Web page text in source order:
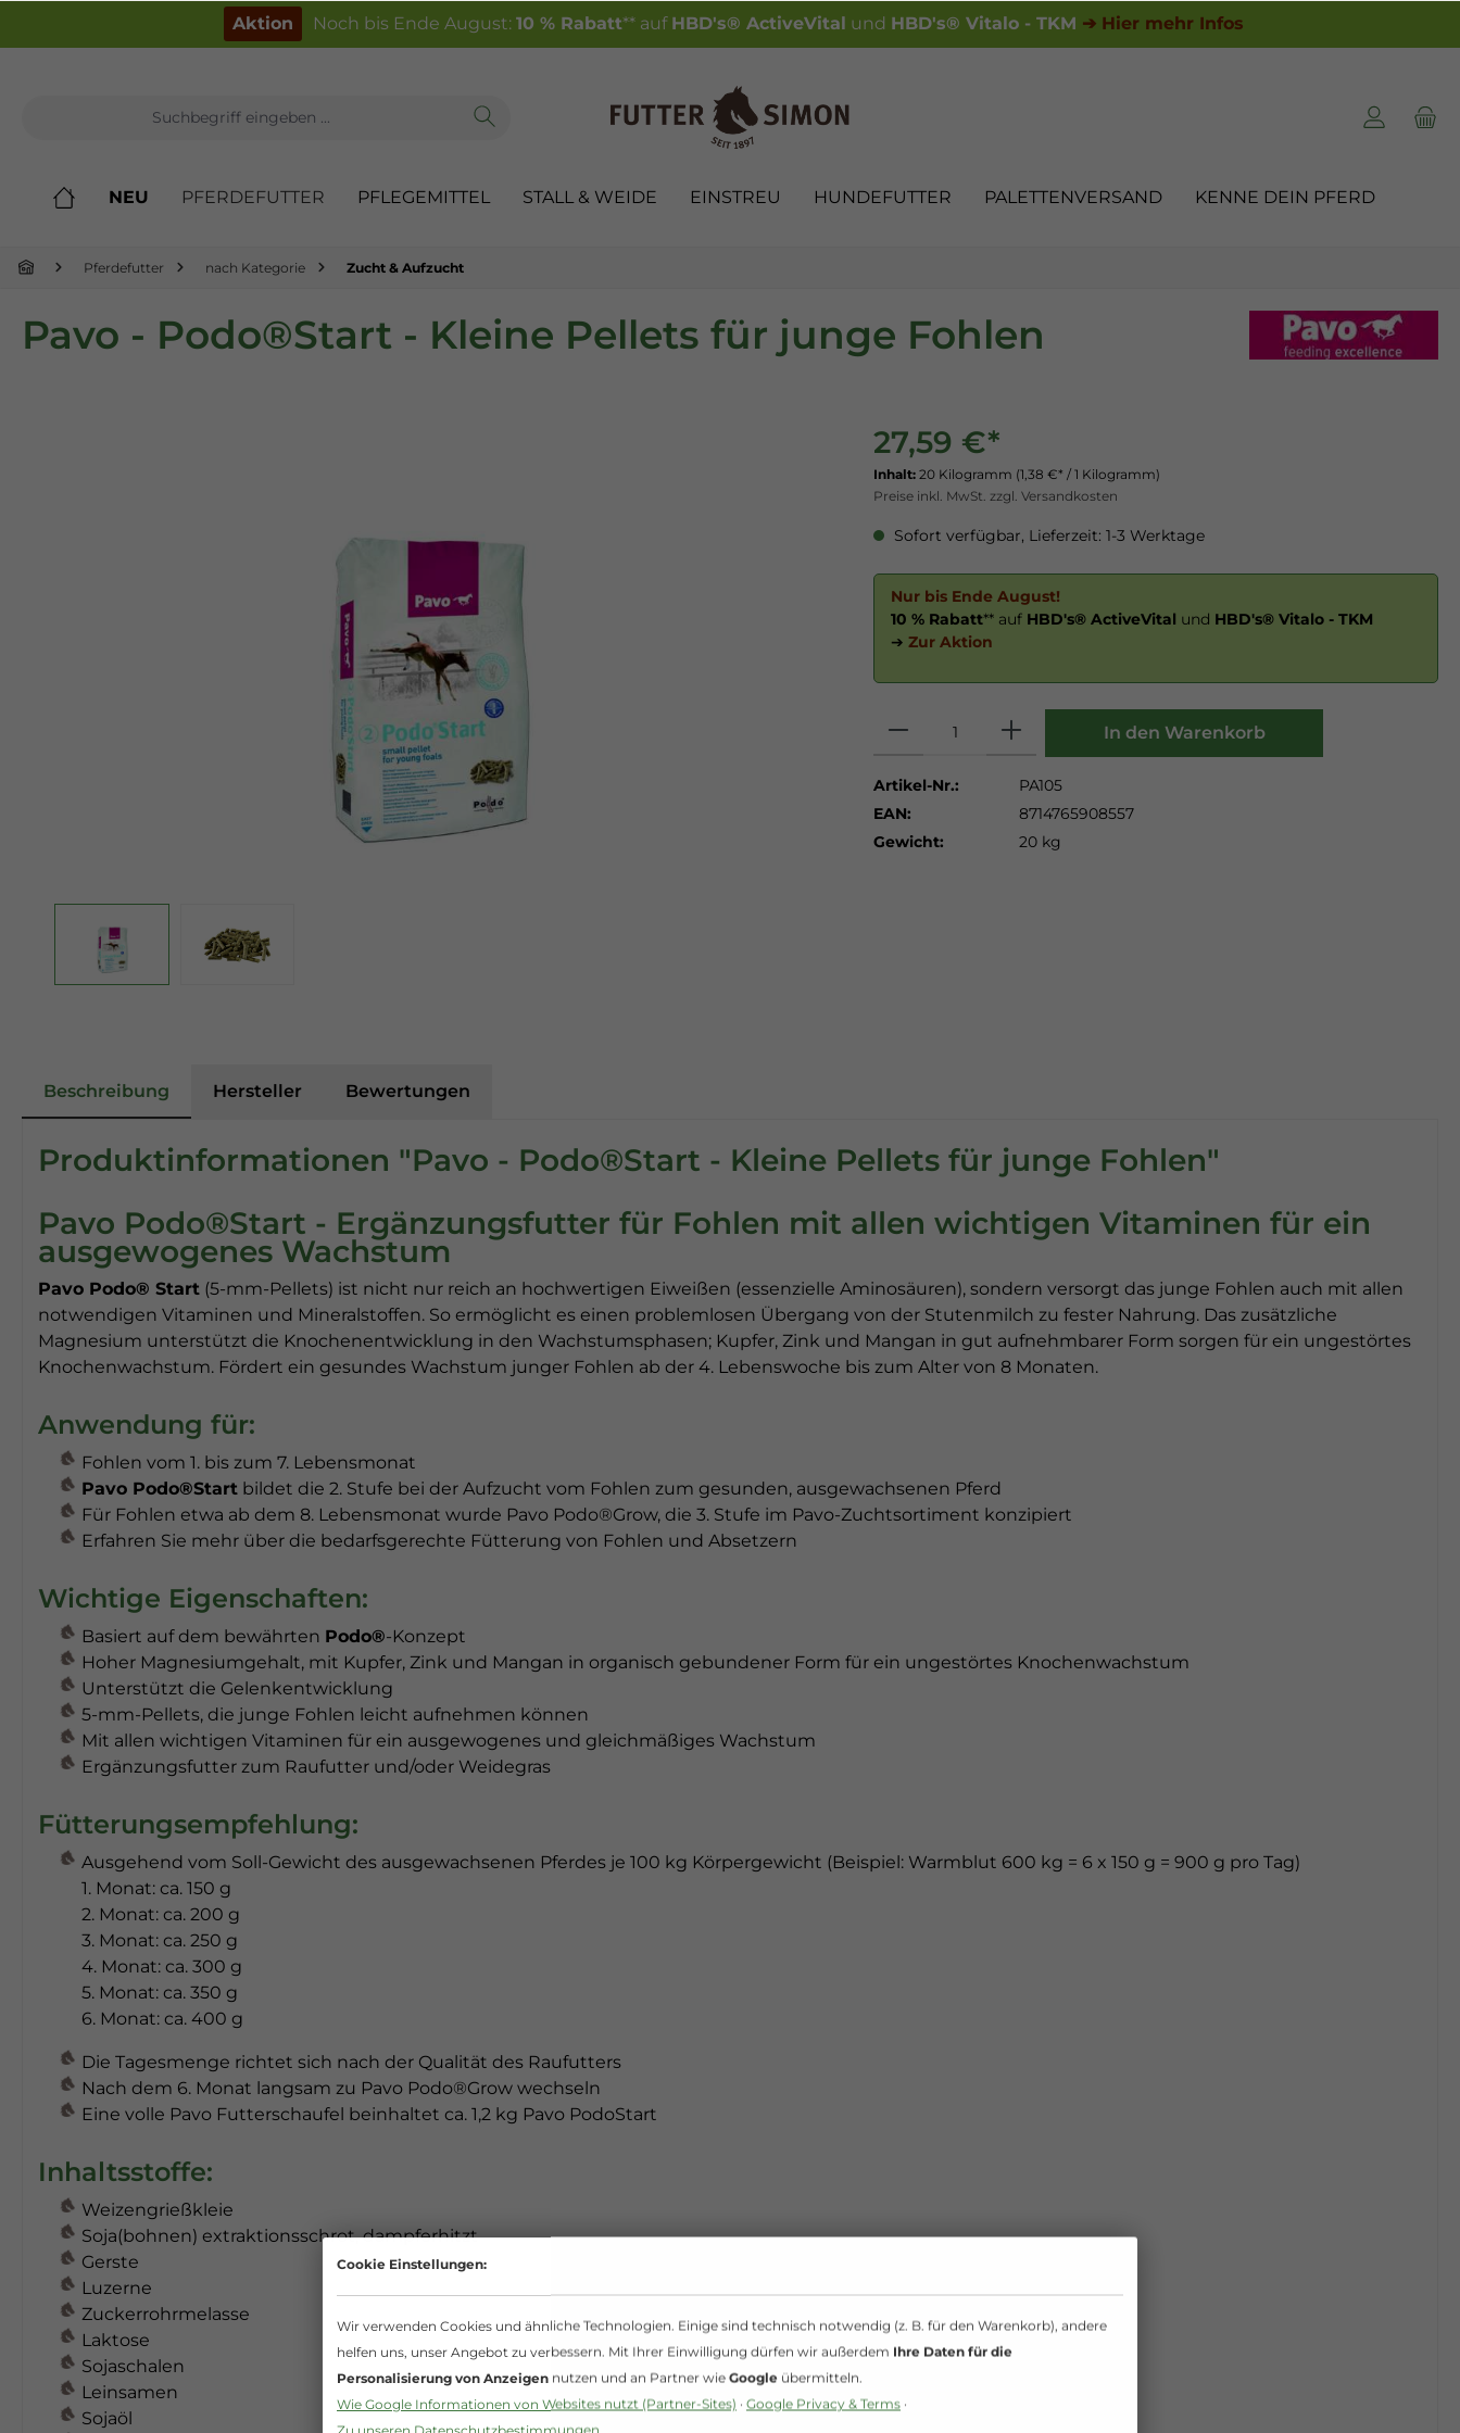
Aktion Noch bis Ende August: 10 % Rabatt** auf HBD's® ActiveVital und HBD's® Vitalo - TKM ➔ Hier mehr Infos
NEU PFERDEFUTTER PFLEGEMITTEL STALL & WEIDE EINSTREU HUNDEFUTTER PALETTENVERSAND KENNE DEIN PFERD
Pferdefutter nach Kategorie Zucht & Aufzucht
Pavo - Podo®Start - Kleine Pellets für junge Fohlen
27,59 €*
Inhalt: 20 Kilogramm (1,38 €* / 1 Kilogramm)
Preise inkl. MwSt. zzgl. Versandkosten
Sofort verfügbar, Lieferzeit: 1-3 Werktage
Nur bis Ende August!
10 % Rabatt** auf HBD's® ActiveVital und HBD's® Vitalo - TKM
➔ Zur Aktion
In den Warenkorb
Artikel-Nr.:
PA105
EAN:
8714765908557
Gewicht:
20 kg
Beschreibung Hersteller Bewertungen
Produktinformationen "Pavo - Podo®Start - Kleine Pellets für junge Fohlen"
Pavo Podo®Start - Ergänzungsfutter für Fohlen mit allen wichtigen Vitaminen für ein
ausgewogenes Wachstum
Pavo Podo® Start (5-mm-Pellets) ist nicht nur reich an hochwertigen Eiweißen (essenzielle Aminosäuren), sondern versorgt das junge Fohlen auch mit allen
notwendigen Vitaminen und Mineralstoffen. So ermöglicht es einen problemlosen Übergang von der Stutenmilch zu fester Nahrung. Das zusätzliche
Magnesium unterstützt die Knochenentwicklung in den Wachstumsphasen; Kupfer, Zink und Mangan in gut aufnehmbarer Form sorgen für ein ungestörtes
Knochenwachstum. Fördert ein gesundes Wachstum junger Fohlen ab der 4. Lebenswoche bis zum Alter von 8 Monaten.
Anwendung für:
Fohlen vom 1. bis zum 7. Lebensmonat
Pavo Podo®Start bildet die 2. Stufe bei der Aufzucht vom Fohlen zum gesunden, ausgewachsenen Pferd
Für Fohlen etwa ab dem 8. Lebensmonat wurde Pavo Podo®Grow, die 3. Stufe im Pavo-Zuchtsortiment konzipiert
Erfahren Sie mehr über die bedarfsgerechte Fütterung von Fohlen und Absetzern
Wichtige Eigenschaften:
Basiert auf dem bewährten Podo®-Konzept
Hoher Magnesiumgehalt, mit Kupfer, Zink und Mangan in organisch gebundener Form für ein ungestörtes Knochenwachstum
Unterstützt die Gelenkentwicklung
5-mm-Pellets, die junge Fohlen leicht aufnehmen können
Mit allen wichtigen Vitaminen für ein ausgewogenes und gleichmäßiges Wachstum
Ergänzungsfutter zum Raufutter und/oder Weidegras
Fütterungsempfehlung:
Ausgehend vom Soll-Gewicht des ausgewachsenen Pferdes je 100 kg Körpergewicht (Beispiel: Warmblut 600 kg = 6 x 150 g = 900 g pro Tag)
1. Monat: ca. 150 g
2. Monat: ca. 200 g
3. Monat: ca. 250 g
4. Monat: ca. 300 g
5. Monat: ca. 350 g
6. Monat: ca. 400 g
Die Tagesmenge richtet sich nach der Qualität des Raufutters
Nach dem 6. Monat langsam zu Pavo Podo®Grow wechseln
Eine volle Pavo Futterschaufel beinhaltet ca. 1,2 kg Pavo PodoStart
Inhaltsstoffe:
Weizengrießkleie
Soja(bohnen) extraktionsschrot, dampferhitzt
Gerste
Luzerne
Zuckerrohrmelasse
Laktose
Sojaschalen
Leinsamen
Sojaöl
Cookie Einstellungen:
Wir verwenden Cookies und ähnliche Technologien. Einige sind technisch notwendig (z. B. für den Warenkorb), andere
helfen uns, unser Angebot zu verbessern. Mit Ihrer Einwilligung dürfen wir außerdem Ihre Daten für die
Personalisierung von Anzeigen nutzen und an Partner wie Google übermitteln.
Wie Google Informationen von Websites nutzt (Partner-Sites) · Google Privacy & Terms ·
Zu unseren Datenschutzbestimmungen